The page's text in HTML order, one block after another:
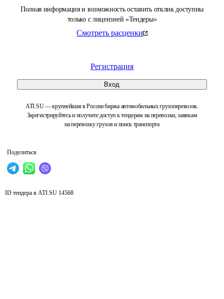
Полная информация и возможность оставить отклик доступны
только с лицензией «Тендеры»
Смотреть расценки
Регистрация
Вход
ATI.SU — крупнейшая в России биржа автомобильных грузоперевозок.
Зарегистрируйтесь и получите доступ к тендерам на перевозки, заявкам
на перевозку грузов и поиск транспорта
Поделиться
ID тендера в ATI.SU 14568